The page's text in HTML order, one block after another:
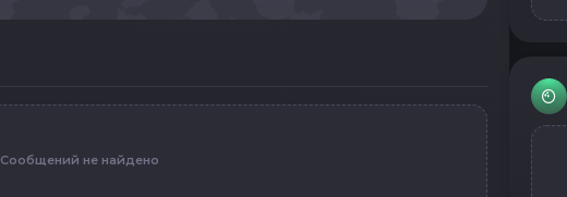
Сообщений не найдено